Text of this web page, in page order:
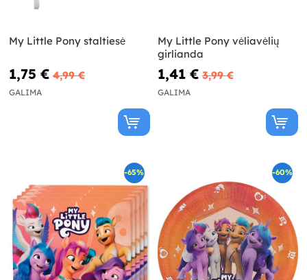
My Little Pony staltiesė
1,75 € 4,99 €
GALIMA
My Little Pony vėliavėlių
girlianda
1,41 € 3,99 €
GALIMA
-65% -60%